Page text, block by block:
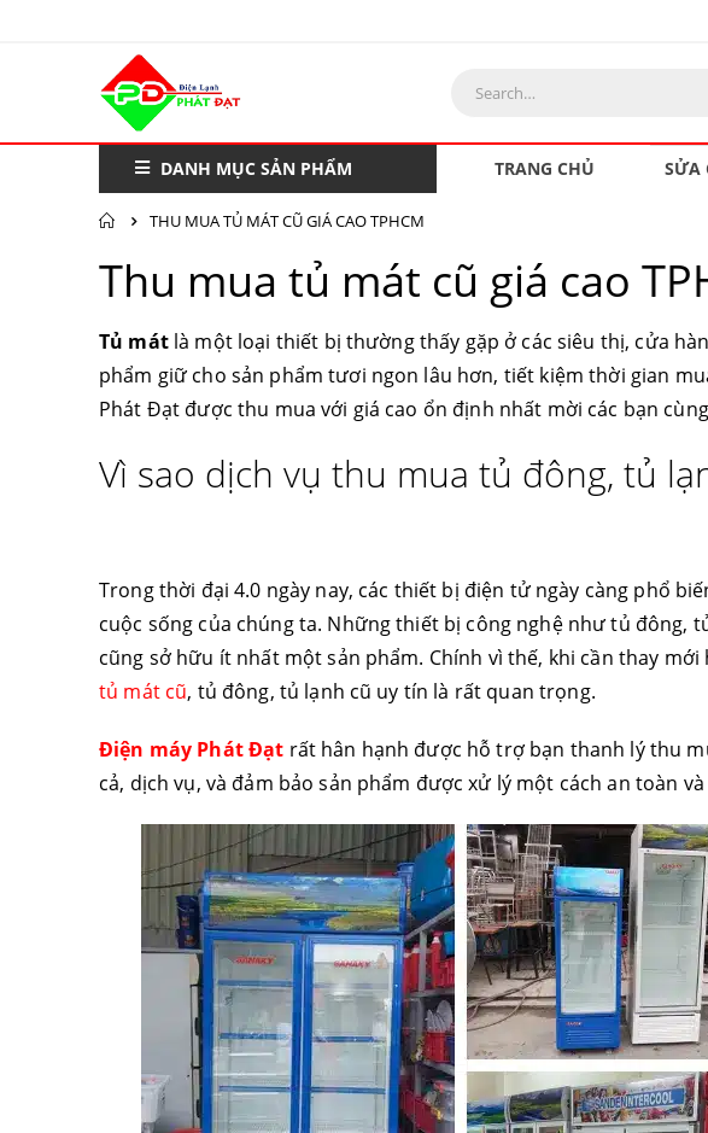
DANH MỤC SẢN PHẨM TRANG CHỦ SỬA
THU MUA TỦ MÁT CŨ GIÁ CAO TPHCM
Thu mua tủ mát cũ giá cao
Tủ mátlà một loại thiết bị thường thấy gặp ở các siêu thị, cửa
phẩm giữ cho sản phẩm tươi ngon lâu hơn, tiết kiệm thời gian
Phát Đạt được thu mua với giá cao ổn định nhất mời các bạn
Vì sao dịch vụ thu mua tủ đông, tủ
Trong thời đại 4.0 ngày nay, các thiết bị điện tử ngày càng phổ
cuộc sống của chúng ta. Những thiết bị công nghệ như tủ đông,
cũng sở hữu ít nhất một sản phẩm. Chính vì thế, khi cần thay
tủ mát cũ, tủ đông, tủ lạnh cũ uy tín là rất quan trọng.
Điện máy Phát Đạt rất hân hạnh được hỗ trợ bạn thanh lý thu
cả, dịch vụ, và đảm bảo sản phẩm được xử lý một cách an toàn